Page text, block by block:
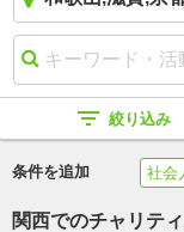
filter_list 絞り込み
条件を追加 社会
関西でのチャリテ